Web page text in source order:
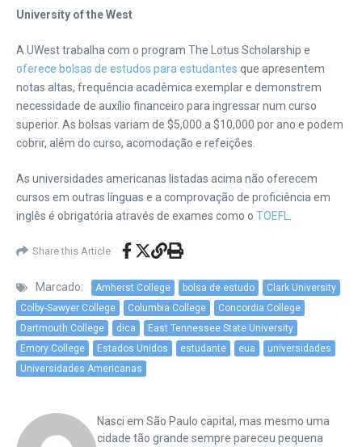
University of the West
A UWest trabalha com o program The Lotus Scholarship e
oferece bolsas de estudos para estudantes que apresentem
notas altas, frequência acadêmica exemplar e demonstrem
necessidade de auxílio financeiro para ingressar num curso
superior. As bolsas variam de $5,000 a $10,000 por ano e podem
cobrir, além do curso, acomodação e refeições.
As universidades americanas listadas acima não oferecem
cursos em outras línguas e a comprovação de proficiência em
inglês é obrigatória através de exames como o TOEFL
Share this Article
Marcado: Amherst College bolsa de estudo
Clark University
Colby-Sawyer College
Columbia College
Concordia College
Dartmouth College
dica
East Tennessee State University
Emory College
Estados Unidos estudante eua
universidades
Universidades Americanas
Nasci em São Paulo capital, mas mesmo uma
cidade tão grande sempre pareceu pequena